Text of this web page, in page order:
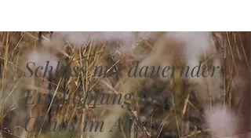
Schluss mit dauernder
Erschöpfung und
Chaos im Alltag